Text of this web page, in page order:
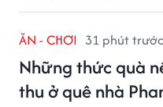
ĂN - CHƠI 31 phút trước
Những thức quà
thu ở quê nhà